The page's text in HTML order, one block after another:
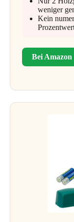
weniger
Kein
Bei